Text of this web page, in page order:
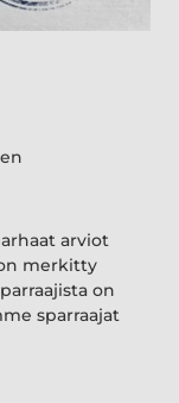
arviot
merkitty
on
sparraajat